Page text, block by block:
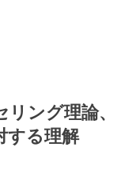
ング理論、
する理解